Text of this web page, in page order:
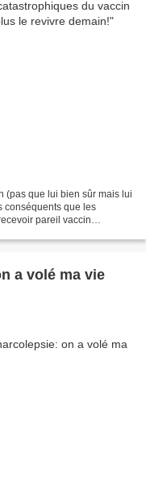
(pas que lui bien sûr mais lui
conséquents que les
pareil vaccin
a volé ma vie